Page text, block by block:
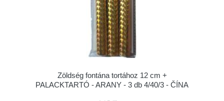
Zöldség fontána tortához 12 cm +
PALACKTARTÓ - ARANY - 3 db 4/40/3 - ČÍNA